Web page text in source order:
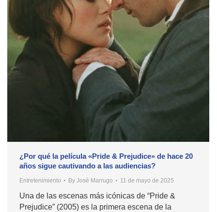
¿Por qué la película «Pride & Prejudice» de hace 20
años sigue cautivando a las audiencias?
Entretenimiento By José Marrugo 11 de mayo de 2025
Una de las escenas más icónicas de “Pride &
Prejudice” (2005) es la primera escena de la